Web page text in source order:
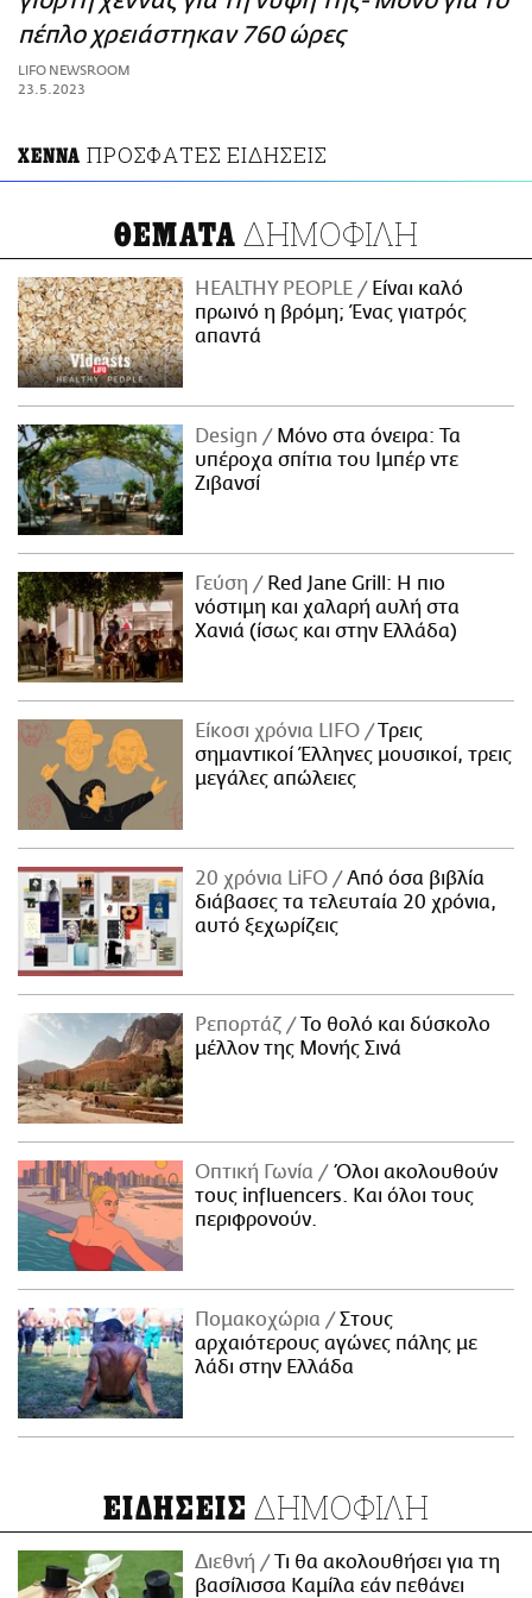
ΑΜΠΑ
PRINT
πέπλο χρειάστηκαν 760 ώρες
LIFO NEWSROOM
23.5.2023
ΧΕΝΝΑ ΠΡΟΣΦΑΤΕΣ ΕΙΔΗΣΕΙΣ
ΘΕΜΑΤΑ ΔΗΜΟΦΙΛΗ
HEALTHY PEOPLE
Είναι καλό
πρωινό η βρόμη; Ένας γιατρός
απαντά
Design
Μόνο στα όνειρα: Τα
υπέροχα σπίτια του Ιμπέρ ντε
Ζιβανσί
Γεύση
Red Jane Grill: Η πιο
νόστιμη και χαλαρή αυλή στα
Χανιά (ίσως και στην Ελλάδα)
Είκοσι χρόνια LIFO
Tρεις
σημαντικοί Έλληνες μουσικοί, τρεις
μεγάλες απώλειες
20 χρόνια LiFO
Από όσα βιβλία
διάβασες τα τελευταία 20 χρόνια,
αυτό ξεχωρίζεις
Ρεπορτάζ
Το θολό και δύσκολο
μέλλον της Μονής Σινά
Οπτική Γωνία
Όλοι ακολουθούν
τους influencers. Και όλοι τους
περιφρονούν.
Πομακοχώρια
Στους
αρχαιότερους αγώνες πάλης με
λάδι στην Ελλάδα
ΕΙΔΗΣΕΙΣ ΔΗΜΟΦΙΛΗ
Διεθνή
Τι θα ακολουθήσει για τη
βασίλισσα Καμίλα εάν πεθάνει